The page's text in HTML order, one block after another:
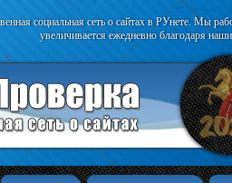
социальная сеть о сайтах в РУнете. Мы
увеличивается ежедневно благодаря